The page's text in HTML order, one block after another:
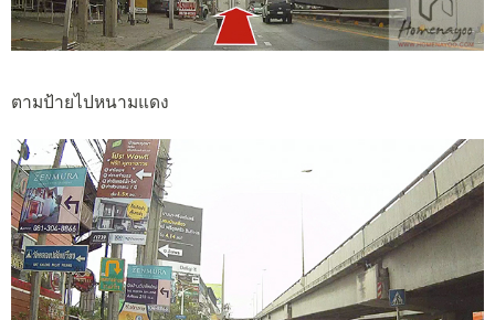
ตามป้ายไปหนามแดง